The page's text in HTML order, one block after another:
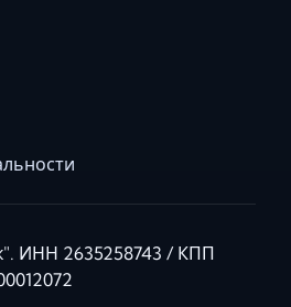
ИНН 2635258743 / КПП